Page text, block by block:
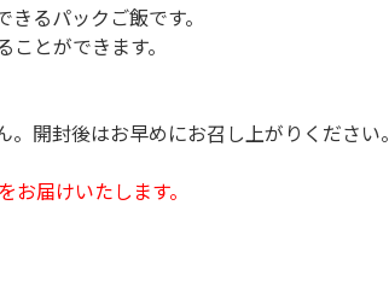
るパックご飯です。
とができます。
開封後はお早めにお召し上がりください。
届けいたします。